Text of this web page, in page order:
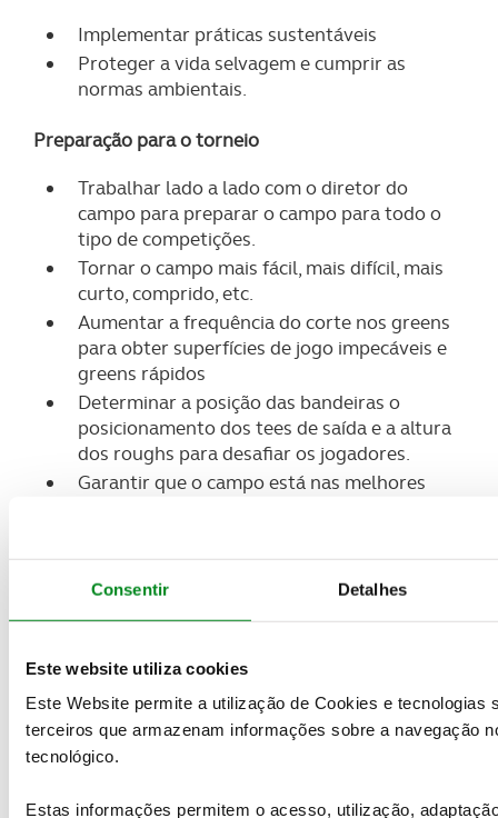
Consentir Detalhes
Este website utiliza cookies
Este Website permite a utilização de Cookies e tecnologias
terceiros que armazenam informações sobre a navegação
tecnológico.
Estas informações permitem o acesso, utilização,
Implementar práticas sustentáveis
Proteger a vida selvagem e cumprir as
normas ambientais.
Preparação para o torneio
Trabalhar lado a lado com o diretor do
campo para preparar o campo para todo o
tipo de competições.
Tornar o campo mais fácil, mais difícil, mais
curto, comprido, etc.
Aumentar a frequência do corte nos greens
para obter superfícies de jogo impecáveis e
greens rápidos
Determinar a posição das bandeiras o
posicionamento dos tees de saída e a altura
dos roughs para desafiar os jogadores.
Garantir que o campo está nas melhores
Resposta de emergência
cheios de água).
problemas inesperados na relva
Coordenação de equipa
Supervisionar e formar a equipa de